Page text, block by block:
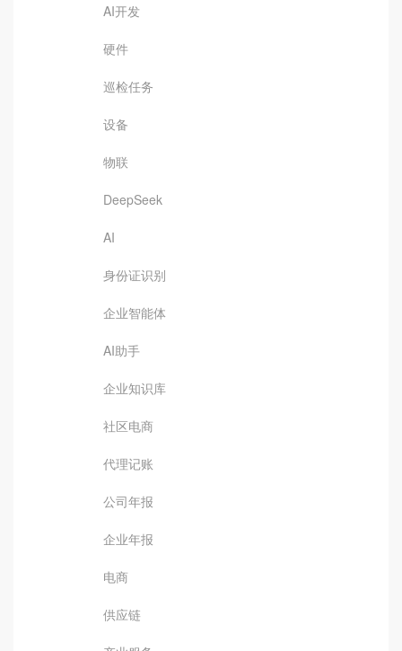
AI开发
硬件
巡检任务
设备
物联
DeepSeek
AI
身份证识别
企业智能体
AI助手
企业知识库
社区电商
代理记账
公司年报
企业年报
电商
供应链